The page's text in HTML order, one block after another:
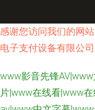
感谢您访问我们的网
电子支付设备有限公司
www影音先锋
片|www在线看|www